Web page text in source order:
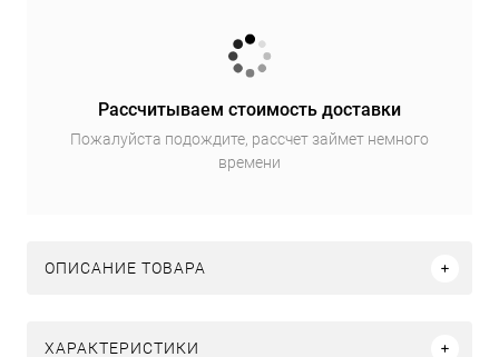
Рассчитываем стоимость доставки
Пожалуйста подождите, рассчет займет немного
времени
ОПИСАНИЕ ТОВАРА
ХАРАКТЕРИСТИКИ